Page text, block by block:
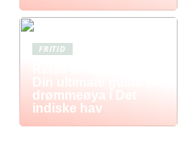
FRITID
Din ultimate guide til
drømmeøya i Det
indiske hav